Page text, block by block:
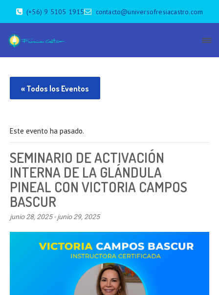
(+56) 9 5105 1915 contacto@universofresiacastro.com
« Todos los Eventos
Este evento ha pasado.
SEMINARIO DE ACTIVACIÓN
INTERNA DE LA GLÁNDULA
PINEAL CON VICTORIA CAMPOS
BASCUR
junio 28, 2025-junio 29, 2025